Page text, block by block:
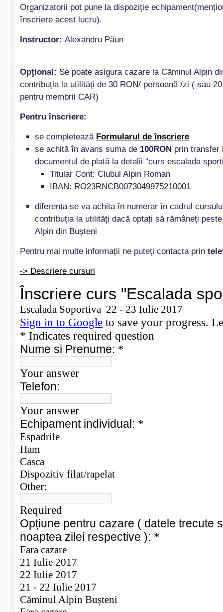
Organizatorii pot pune la dispoziție
înscriere acest lucru).
Instructor: Alexandru Păun
Opţional: Se poate asigura cazare la Căminul Alpin
contribuţia la utilităţi de 30 RON/ persoană /zi ( sau
pentru membrii CAR)
Pentru înscriere:
se completează Formularul deînscriere
se achită în avans suma de 100RON prin transfer
documentul de plată la detalii “curs escalada
Titular Cont: Clubul Alpin Roman
IBAN: RO23RNCB0073049975210001
diferența se va achita în numerar în cadrul
contribuția la utilități dacă optați să rămâneți
Alpin din Bușteni
Pentru mai multe informații ne puteți contacta prin
-> Descriere cursuri